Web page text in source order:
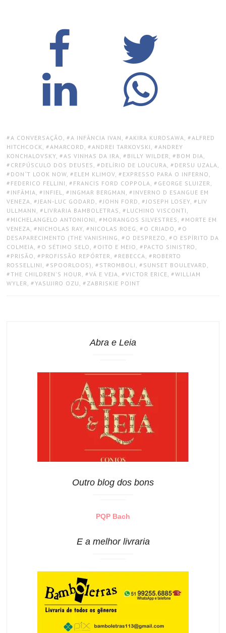
TAGS:
A CONVERSAÇÃO , A INFÂNCIA IVAN , AKIRA KUROSAWA, ALFRED
HITCHCOCK, AMARCORD , ANDREI TARKOVSKI , ANDREY
KONCHALOVSKY, AS VINHAS DA IRA, BILLY WILDER, BOM DIA,
CREPÚSCULO DOS DEUSES , DELÍRIO DE LOUCURA, DERSU UZALA,
DON`T LOOK NOW, ELEM KLIMOV, EXPRESSO PARA O INFERNO ,
FEDERICO FELLINI , FRANCIS FORD COPPOLA, GEORGE SLUIZER,
INFÂMIA, INFIEL, INGMAR BERGMAN , INVERNO D ESANGUE EM
VENEZA, JEAN-LUC GODARD , JOHN FORD , JOSEPH LOSEY, LIV
ULLMANN , LIVRARIA BAMBOLETRAS , LUCHINO VISCONTI ,
MICHELANGELO ANTONIONI , MORANGOS SILVESTRES , MORTE EM
VENEZA, NICHOLAS RAY, NICOLAS ROEG , O CRIADO , O
DESAPARECIMENTO (THE VANISHING , O DESPREZO , O ESPÍRITO DA
COLMEIA, O SÉTIMO SELO , OITO E MEIO , PACTO SINISTRO ,
PRISÃO , PROFISSÃO REPÓRTER, REBECCA, ROBERTO
ROSSELLINI , SPOORLOOS) , STROMBOLI , SUNSET BOULEVARD ,
THE CHILDREN'S HOUR, VÁ E VEJA, VICTOR ERICE, WILLIAM
WYLER, YASUJIRO OZU , ZABRISKIE POINT
Abra e Leia
Outro blog dos bons
PQP Bach
E a melhor livraria